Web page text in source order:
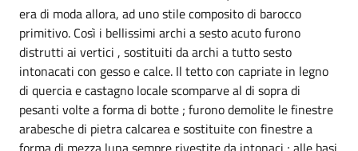
era di moda allora, ad uno stile composito di barocco
primitivo. Così i bellissimi archi a sesto acuto furono
distrutti ai vertici , sostituiti da archi a tutto sesto
intonacati con gesso e calce. Il tetto con capriate in legno
di quercia e castagno locale scomparve al di sopra di
pesanti volte a forma di botte ; furono demolite le finestre
arabesche di pietra calcarea e sostituite con finestre a